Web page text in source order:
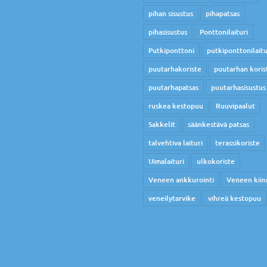
pihan sisustus
pihapatsas
pihasisustus
Ponttonilaituri
Putkiponttoni
puutarhakoriste
puutarhan
puutarhapatsas
puutarhasisustus
ruskea kestopuu
Ruuvipaalut
Sakkelit
säänkestävä patsas
talvehtiva laituri
terassikoriste
Uimalaituri
ulkokoriste
Veneen ankkurointi
Veneen
veneilytarvike
vihreä kestopuu